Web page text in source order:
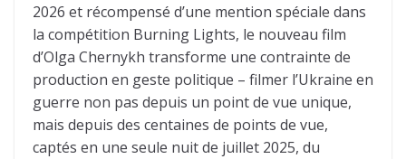
2026 et récompensé d’une mention spéciale dans
la compétition Burning Lights, le nouveau film
d’Olga Chernykh transforme une contrainte de
production en geste politique – filmer l’Ukraine en
guerre non pas depuis un point de vue unique,
mais depuis des centaines de points de vue,
captés en une seule nuit de juillet 2025, du